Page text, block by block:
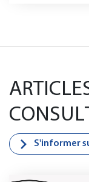
S'informer